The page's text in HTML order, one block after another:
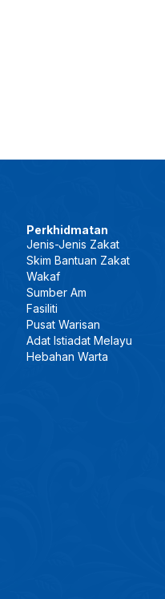
Perkhidmatan
Jenis-Jenis Zakat
Skim Bantuan Zakat
Wakaf
Sumber Am
Fasiliti
Pusat Warisan
Adat Istiadat Melayu
Hebahan Warta